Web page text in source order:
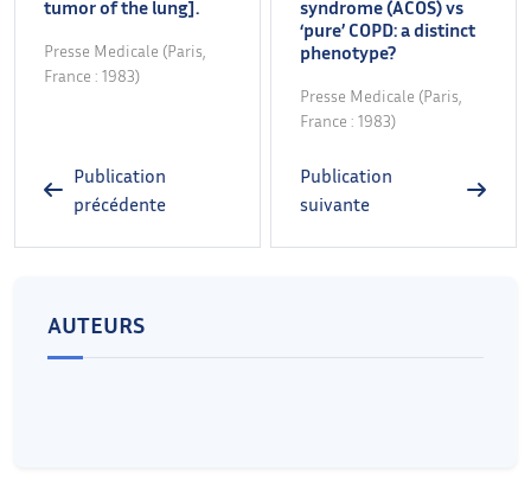
tumor of the lung].
Presse Medicale (Paris,
France : 1983)
Publication
précédente
syndrome (ACOS) vs
‘pure’ COPD: a distinct
phenotype?
Presse Medicale (Paris,
France : 1983)
Publication
suivante
AUTEURS